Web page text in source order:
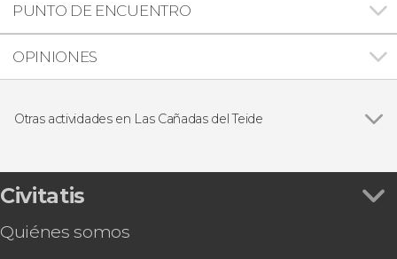
PUNTO DE ENCUENTRO
OPINIONES
Otras actividades en Las Cañadas del Teide
Free tour por el Parque Nacional del Teide
Civitatis
Quiénes somos